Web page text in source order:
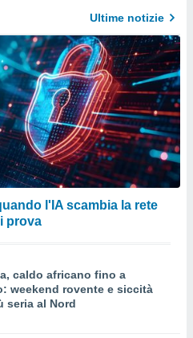
Ultime notizie
l'IA scambia la rete
prova
caldo africano fino a
weekend rovente e siccità
seria al Nord